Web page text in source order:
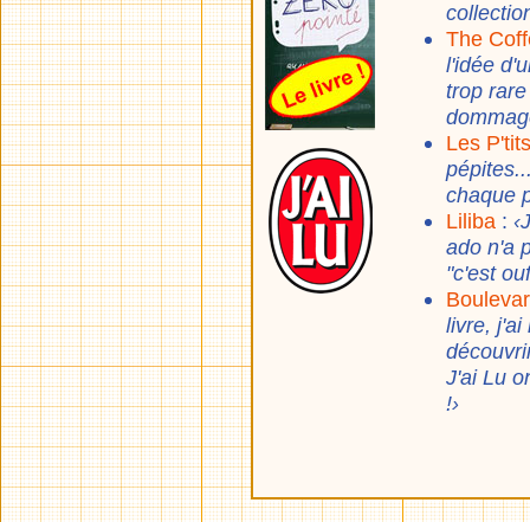
The
l'idée
trop
Les
chaque
Liliba :
ado n'a
"c'est
livre, j'ai
J'ai Lu
!›